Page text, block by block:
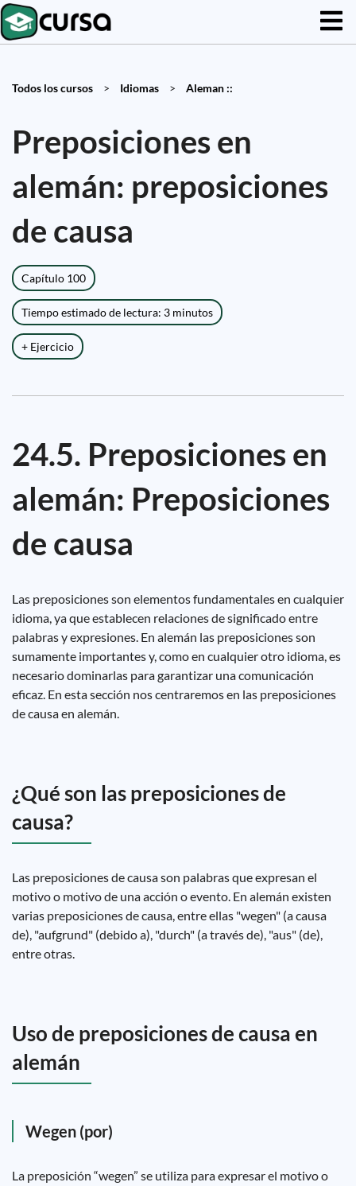
Todos los cursos > Idiomas > Aleman ::
Preposiciones en
alemán: preposiciones
de causa
Capítulo 100
Tiempo estimado de lectura: 3 minutos
+ Ejercicio
24.5. Preposiciones en
alemán: Preposiciones
de causa
Las preposiciones son elementos fundamentales en cualquier
idioma, ya que establecen relaciones de significado entre
palabras y expresiones. En alemán las preposiciones son
sumamente importantes y, como en cualquier otro idioma, es
necesario dominarlas para garantizar una comunicación
eficaz. En esta sección nos centraremos en las preposiciones
de causa en alemán.
¿Qué son las preposiciones de
causa?
Las preposiciones de causa son palabras que expresan el
motivo o motivo de una acción o evento. En alemán existen
varias preposiciones de causa, entre ellas "wegen" (a causa
de), "aufgrund" (debido a), "durch" (a través de), "aus" (de),
entre otras.
Uso de preposiciones de causa en
alemán
Wegen (por)
La preposición “wegen” se utiliza para expresar el motivo o